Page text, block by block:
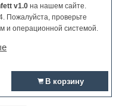
v1.0на нашем сайте.
Пожалуйста, проверьте
и операционной системой.
В корзину